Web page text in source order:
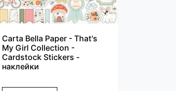
Carta Bella Paper - That's
My Girl Collection -
Cardstock Stickers -
наклейки